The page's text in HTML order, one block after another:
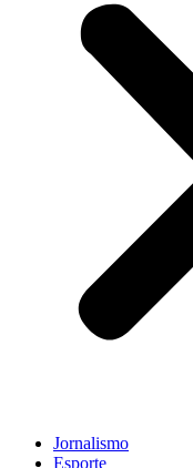
Jornalismo
Esporte